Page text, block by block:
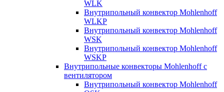
WLK
Внутрипольный конвектор Mohlenhoff
WLKP
Внутрипольный конвектор Mohlenhoff
WSK
Внутрипольный конвектор Mohlenhoff
WSKP
Внутрипольные конвекторы Mohlenhoff с
вентилятором
Внутрипольный конвектор Mohlenhoff